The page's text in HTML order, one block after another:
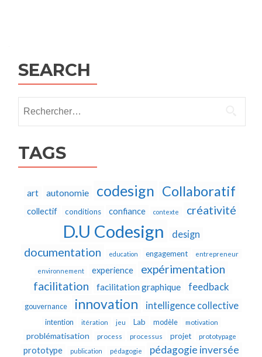
SEARCH
TAGS
art autonomie codesign Collaboratif
collectif conditions confiance contexte créativité
D.U Codesign design
documentation education engagement entrepreneur
environnement experience
expérimentation
facilitation
facilitation graphique feedback
gouvernance innovation intelligence collective
intention itération jeu Lab modèle motivation
problématisation process processus projet prototypage
prototype publication pédagogie pédagogie inversée